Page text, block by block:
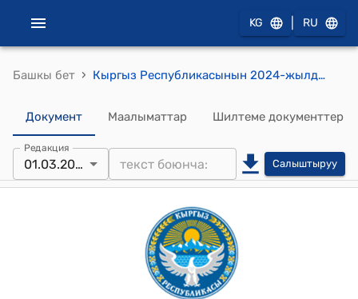
KG RU
Башкы бет › Кыргыз Республикасынын 2024-жылдын 1-мартындагы № 64 "2023-жылдын 14-июлунда Бишкек шаарында кол коюлган "Республикалык клиникалык жугуштуу оорулар ооруканасын функционалдык жакшыртуу" долбоору үчүн экономикалык өнүктүрүү максатында Кызматташуу фондунан насыя боюнча Кыргыз Республикасынын Министрлер Кабинети менен Корея Республикасынын Өкмөтүнүн ортосундагы Макулдашууну жана 2023-жылдын 21-августунда Бишкек шаарында кол коюлган "Республикалык клиникалык жугуштуу оорулар ооруканасын функционалдык жакшыртуу" боюнча Кыргыз Республикасынын Министрлер Кабинети менен Кореянын Экспорттук-импорттук банкынын (EDCF атынан Өкмөттүк агенттик) ортосундагы Насыялык макулдашууну ратификациялоо жөнүндө" Мыйзамы
Документ Маалыматтар Шилтеме документтер
Редакция
01.03.2024 Салыштыруу